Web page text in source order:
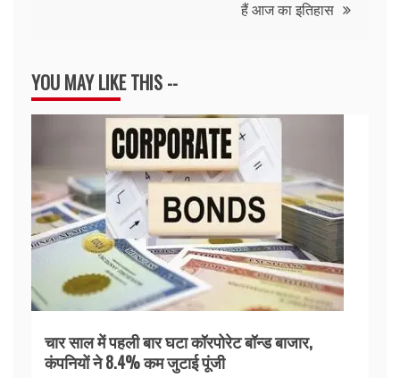
हैं आज का इतिहास
YOU MAY LIKE THIS --
चार साल में पहली बार घटा कॉरपोरेट बॉन्ड बाजार,
कंपनियों ने 8.4% कम जुटाई पूंजी